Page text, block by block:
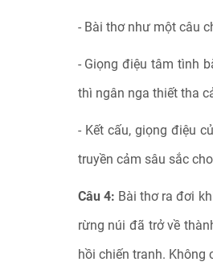
- Bài thơ như một câu
- Giọng điệu tâm tình
thì ngân nga thiết tha
- Kết cấu, giọng điệu
truyền cảm sâu sắc
Câu 4: Bài thơ ra đơi
rừng núi đã trở về
hồi chiến tranh. Không